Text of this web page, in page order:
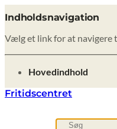
Indholdsnavigation
Vælg et link for at navigere
gå til
Hovedindhold
Fritidscentret
Søg efter